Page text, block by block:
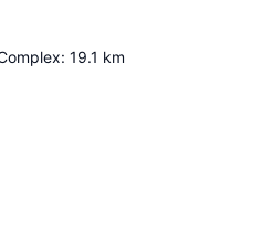
: 19.1 km